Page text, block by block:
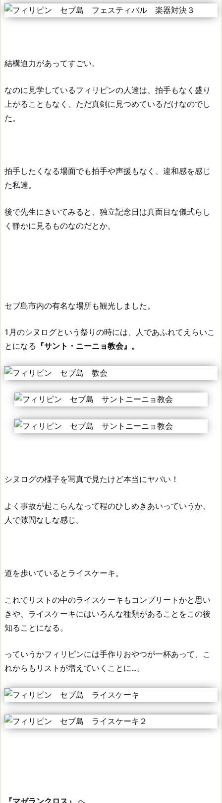
結構迫力があってすごい。
なのに見学しているフィリピンの人達は、拍手もなく盛り
上がることもなく、ただ真剣に見つめているだけなのでし
た。
拍手したくなる場面でも拍手や声援もなく、違和感を感じ
た私達。
後で先生にきいてみると、独立記念日は真面目な儀式らし
く静かに見るものなのだとか。
セブ島市内の有名な場所も観光しました。
1月のシヌログという祭りの時には、人であふれてえらいこ
とになる 『サント・ニーニョ教会』。
シヌログの様子を写真で見たけど本当にヤバい！
よく事故が起こらんなって程のひしめきあいっていうか、
人で隙間なしな感じ。
道を歩いているとライスケーキ。
これでリストの中のライスケーキもコンプリートかと思い
きや、ライスケーキにはいろんな種類があることをこの後
知ることになる。
っていうかフィリピンには手作りおやつが一杯あって、こ
れからもリストが増えていくことに…。